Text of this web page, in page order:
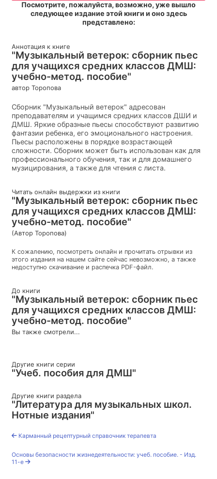
Посмотрите, пожалуйста, возможно, уже вышло
следующее издание этой книги и оно здесь
представлено:
Аннотация к книге
"Музыкальный ветерок: сборник пьес
для учащихся средних классов ДМШ:
учебно-метод. пособие"
автор Торопова
Сборник "Музыкальный ветерок" адресован
преподавателям и учащимся средних классов ДШИ и
ДМШ. Яркие образные пьесы способствуют развитию
фантазии ребенка, его эмоционального настроения.
Пьесы расположены в порядке возрастающей
сложности. Сборник может быть использован как для
профессионального обучения, так и для домашнего
музицирования, а также для чтения с листа.
Читать онлайн выдержки из книги
"Музыкальный ветерок: сборник пьес
для учащихся средних классов ДМШ:
учебно-метод. пособие"
(Автор Торопова)
К сожалению, посмотреть онлайн и прочитать отрывки из
этого издания на нашем сайте сейчас невозможно, а также
недоступно скачивание и распечка PDF-файл.
До книги
"Музыкальный ветерок: сборник пьес
для учащихся средних классов ДМШ:
учебно-метод. пособие"
Вы также смотрели...
Другие книги серии
"Учеб. пособия для ДМШ"
Другие книги раздела
"Литература для музыкальных школ.
Нотные издания"
Карманный рецептурный справочник терапевта
Основы безопасности жизнедеятельности: учеб. пособие. - Изд.
11-е